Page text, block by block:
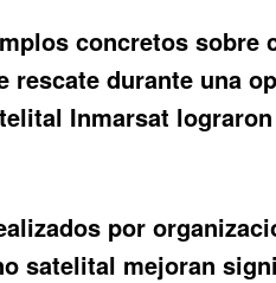
concretos
durante una
Inmarsat
por
satelital mejoran